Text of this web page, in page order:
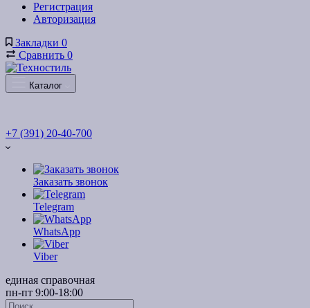
Регистрация
Авторизация
Закладки 0
Сравнить 0
Каталог
+7 (391) 20-40-700
Заказать звонок
Telegram
WhatsApp
Viber
единая справочная
пн-пт 9:00-18:00